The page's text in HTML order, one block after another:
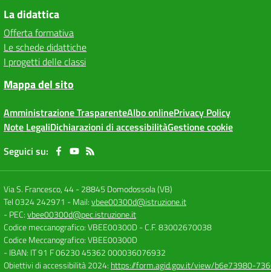
La didattica
Offerta formativa
Le schede didattiche
I progetti delle classi
Mappa del sito
Amministrazione TrasparenteAlbo onlinePrivacy Policy
Note LegaliDichiarazioni di accessibilitàGestione cookie
Seguici su:
Via S. Francesco, 44-28845 Domodossola (VB)
Tel 0324 242971 - Mail:vbee00300d@istruzione.it
- PEC:vbee00300d@pec.istruzione.it
Codice meccanografico: VBEE00300D- C.F. 83002670038
Codice Meccanografico: VBEE00300D
- IBAN: IT 91 F 06230 45362 000036076932
Obiettivi di accessibilità 2024: https://form.agid.gov.it/view/b6e73980-